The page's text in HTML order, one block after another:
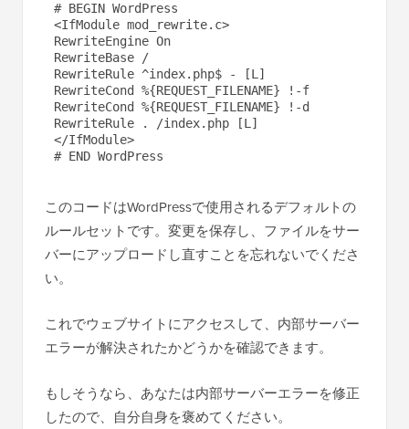
# BEGIN WordPress
<IfModule mod_rewrite.c>
RewriteEngine On
RewriteBase /
RewriteRule ^index.php$ - [L]
RewriteCond %{REQUEST_FILENAME} !-f
RewriteCond %{REQUEST_FILENAME} !-d
RewriteRule . /index.php [L]
</IfModule>
このコードはWordPressで使用されるデフォルトの
ルールセットです。変更を保存し、ファイルをサー
バーにアップロードし直すことを忘れないでくださ
い。
これでウェブサイトにアクセスして、内部サーバー
エラーが解決されたかどうかを確認できます。
もしそうなら、あなたは内部サーバーエラーを修正
したので、自分自身を褒めてください。